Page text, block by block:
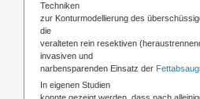
Techniken
zur Konturmodellierung des
die
veralteten rein resektiven
invasiven und
narbensparenden Einsatz der
In eigenen Studien